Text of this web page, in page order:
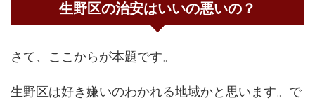
生野区の治安はいいの悪いの？
さて、ここからが本題です。
生野区は好き嫌いのわかれる地域かと思います。で